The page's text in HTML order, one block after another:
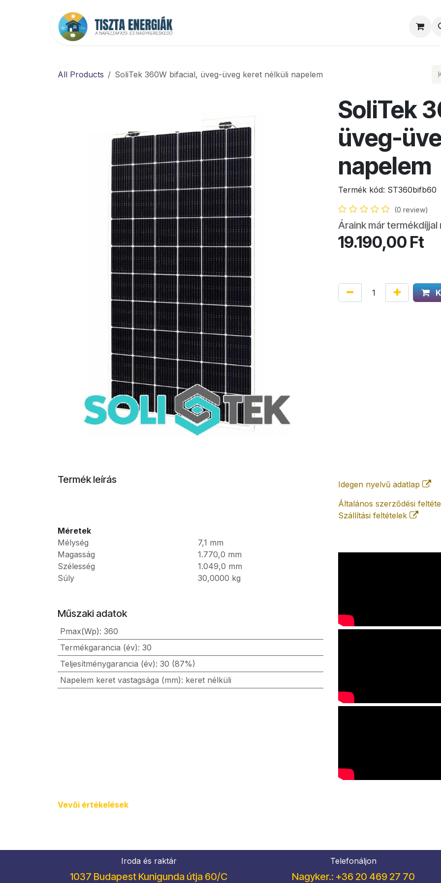
All Products SoliTek 360W bifacial, üveg-üveg keret nélküli napelem
SoliTek
üveg-
napelem
Termék kód: ST360bifb60
(0 review)
Áraink már
19.190,00 Ft
Termék leírás
Méretek
Mélység
7,1 mm
Magasság
1.770,0 mm
Szélesség
1.049,0 mm
Súly
30,0000 kg
Műszaki adatok
Pmax(Wp): 360
Termékgarancia (év): 30
Teljesítménygarancia (év): 30 (87%)
Napelem keret vastagsága (mm): keret nélküli
Idegen nyelvű adatlap
Általános szerződési
Szállítási feltételek
Vevői értékel​ések
Iroda és raktár
1037 Budapest Kunigunda útja 60/C
Telefonáljon
Nagyker.: +36 20 469 27 70